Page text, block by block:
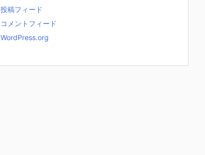
投稿フィード
コメントフィード
WordPress.org